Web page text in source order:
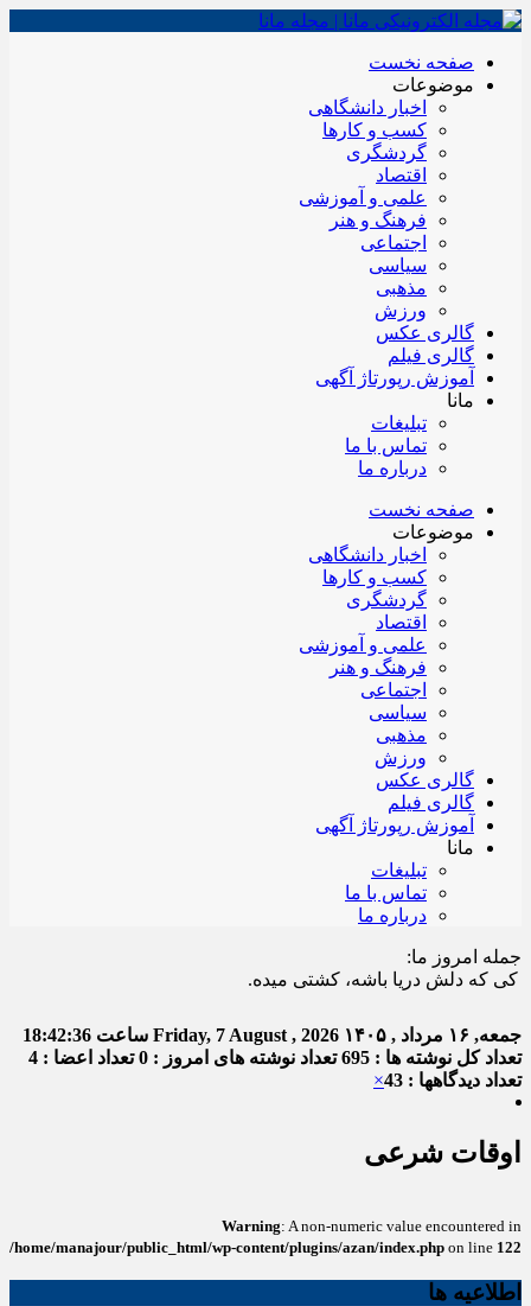
صفحه نخست
موضوعات
اخبار دانشگاهی
کسب و کارها
گردشگری
اقتصاد
علمی و آموزشی
فرهنگ و هنر
اجتماعی
سیاسی
مذهبی
ورزش
گالری عکس
گالری فیلم
آموزش رپورتاژ آگهی
مانا
تبلیغات
تماس با ما
درباره ما
صفحه نخست
موضوعات
اخبار دانشگاهی
کسب و کارها
گردشگری
اقتصاد
علمی و آموزشی
فرهنگ و هنر
اجتماعی
سیاسی
مذهبی
ورزش
گالری عکس
گالری فیلم
آموزش رپورتاژ آگهی
مانا
تبلیغات
تماس با ما
درباره ما
جمله امروز ما:
دریا باشه، کشتی میده.
جمعه, ۱۶ مرداد , ۱۴۰۵ Friday, 7 August , 2026 ساعت 18:42:37
تعداد کل نوشته ها : 695
تعداد نوشته های امروز : 0
تعداد اعضا : 4
تعداد دیدگاهها : 43
×
اوقات شرعی
Warning: A non-numeric value encountered in
/home/manajour/public_html/wp-content/plugins/azan/index.php on line 122
اطلاعیه ها